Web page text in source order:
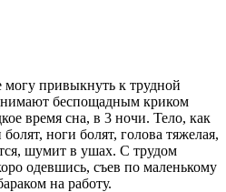
могу привыкнуть к трудной
беспощадным криком
время сна, в 3 ночи. Тело, как
ноги болят, голова тяжелая,
шумит в ушах. С трудом
одевшись, съев по маленькому
на работу.